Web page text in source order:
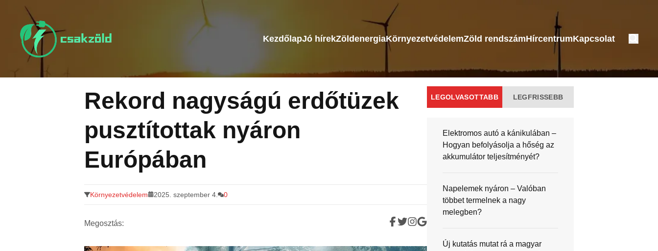
a
KezdőlapJó hírekZöldenergiaKörnyezetvédelemZöld rendszámHírcentrumKapcsolat
Rekord nagyságú erdőtüzek
pusztítottak nyáron
Európában
Környezetvédelem 2025. szeptember 4. 0
Megosztás:
LEGOLVASOTTABB LEGFRISSEBB
Elektromos autó a kánikulában –
Hogyan befolyásolja a hőség az
akkumulátor teljesítményét?
Napelemek nyáron – Valóban
többet termelnek a nagy
melegben?
Új kutatás mutat rá a magyar